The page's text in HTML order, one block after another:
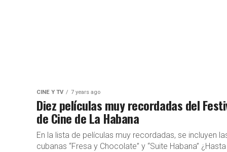
CINE Y TV 7 years ago
Diez películas muy recordadas del
de Cine de La Habana
En la lista de películas muy recordadas, se incluyen
cubanas “Fresa y Chocolate” y “Suite Habana” ¿Hasta